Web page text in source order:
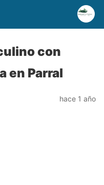
con
en Parral
hace 1 año